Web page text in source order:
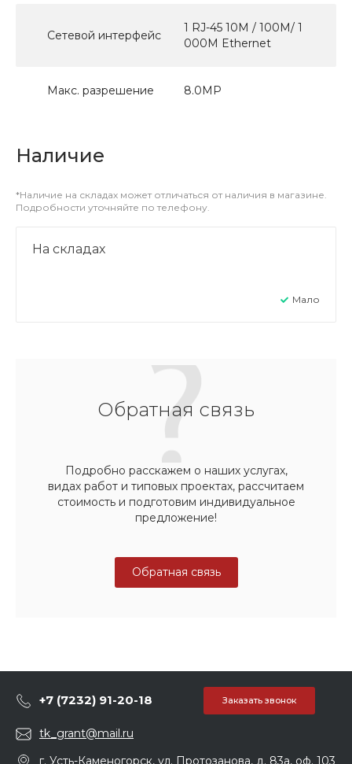
Сетевой интерфейс
1 RJ-45 10M / 100M/ 1
000M Ethernet
Макс. разрешение 8.0МР
Наличие
*Наличие на складах может отличаться от наличия в магазине.
Подробности уточняйте по телефону.
На складах
Мало
Обратная связь
Подробно расскажем о наших услугах,
видах работ и типовых проектах, рассчитаем
стоимость и подготовим индивидуальное
предложение!
Обратная связь
+7 (7232) 91-20-18 Заказать звонок
tk_grant@mail.ru
г. Усть-Каменогорск, ул. Протозанова, д. 83а, оф. 103